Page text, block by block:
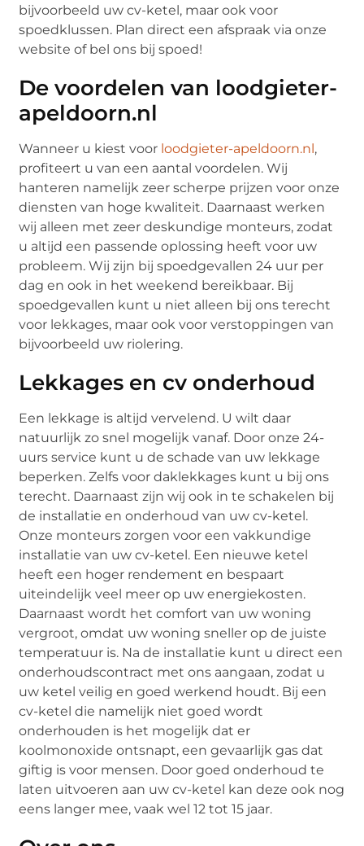
bijvoorbeeld uw cv-ketel, maar ook voor
spoedklussen. Plan direct een afspraak via onze
website of bel ons bij spoed!
De voordelen van loodgieter-
apeldoorn.nl
Wanneer u kiest voor loodgieter-apeldoorn.nl,
profiteert u van een aantal voordelen. Wij
hanteren namelijk zeer scherpe prijzen voor onze
diensten van hoge kwaliteit. Daarnaast werken
wij alleen met zeer deskundige monteurs, zodat
u altijd een passende oplossing heeft voor uw
probleem. Wij zijn bij spoedgevallen 24 uur per
dag en ook in het weekend bereikbaar. Bij
spoedgevallen kunt u niet alleen bij ons terecht
voor lekkages, maar ook voor verstoppingen van
bijvoorbeeld uw riolering.
Lekkages en cv onderhoud
Een lekkage is altijd vervelend. U wilt daar
natuurlijk zo snel mogelijk vanaf. Door onze 24-
uurs service kunt u de schade van uw lekkage
beperken. Zelfs voor daklekkages kunt u bij ons
terecht. Daarnaast zijn wij ook in te schakelen bij
de installatie en onderhoud van uw cv-ketel.
Onze monteurs zorgen voor een vakkundige
installatie van uw cv-ketel. Een nieuwe ketel
heeft een hoger rendement en bespaart
uiteindelijk veel meer op uw energiekosten.
Daarnaast wordt het comfort van uw woning
vergroot, omdat uw woning sneller op de juiste
temperatuur is. Na de installatie kunt u direct een
onderhoudscontract met ons aangaan, zodat u
uw ketel veilig en goed werkend houdt. Bij een
cv-ketel die namelijk niet goed wordt
onderhouden is het mogelijk dat er
koolmonoxide ontsnapt, een gevaarlijk gas dat
giftig is voor mensen. Door goed onderhoud te
laten uitvoeren aan uw cv-ketel kan deze ook nog
eens langer mee, vaak wel 12 tot 15 jaar.